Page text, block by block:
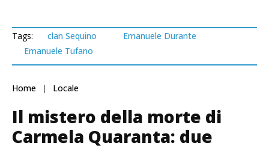
Tags: clan Sequino
Emanuele Durante
Emanuele Tufano
Home Locale
Il mistero della morte di
Carmela Quaranta: due